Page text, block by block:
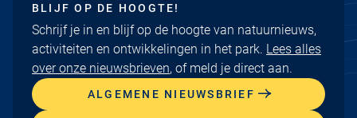
BLIJF OP DE HOOGTE!
Schrijf je in en blijf op de hoogte van natuurnieuws,
activiteiten en ontwikkelingen in het park. Lees alles
over onze nieuwsbrieven, of meld je direct aan.
ALGEMENE NIEUWSBRIEF